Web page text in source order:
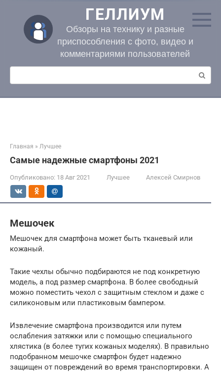
контенту
ГЕЛЛИУМ
Обзоры на технику и разные
приспособления с фото, видео и
комментариями пользователей
Поиск:
Главная » Лучшее
Самые надежные смартфоны 2021
Опубликовано: 18 Авг 2021 Лучшее Алексей Смирнов
Мешочек
Мешочек для смартфона может быть тканевый или
кожаный.
Такие чехлы обычно подбираются не под конкретную
модель, а под размер смартфона. В более свободный
можно поместить чехол с защитным стеклом и даже с
силиконовым или пластиковым бампером.
Извлечение смартфона производится или путем
ослабления затяжки или с помощью специального
хлястика (в более тугих кожаных моделях). В правильно
подобранном мешочке смартфон будет надежно
защищен от повреждений во время транспортировки. А